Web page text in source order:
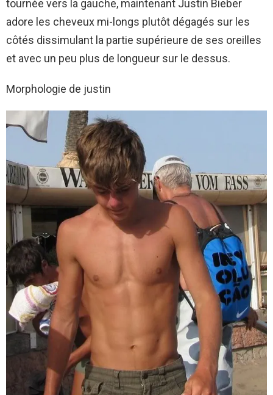
tournée vers la gauche, maintenant Justin Bieber
adore les cheveux mi-longs plutôt dégagés sur les
côtés dissimulant la partie supérieure de ses oreilles
et avec un peu plus de longueur sur le dessus.
Morphologie de justin